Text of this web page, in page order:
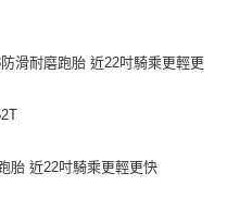
滑耐磨跑胎 近22吋騎乘更輕更
胎 近22吋騎乘更輕更快